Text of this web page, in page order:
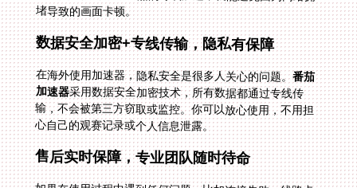
堵导致的画面卡顿。
数据安全加密+专线传输，隐私有保障
在海外使用加速器，隐私安全是很多人关心的问题。番茄
加速器采用数据安全加密技术，所有数据都通过专线传
输，不会被第三方窃取或监控。你可以放心使用，不用担
心自己的观赛记录或个人信息泄露。
售后实时保障，专业团队随时待命